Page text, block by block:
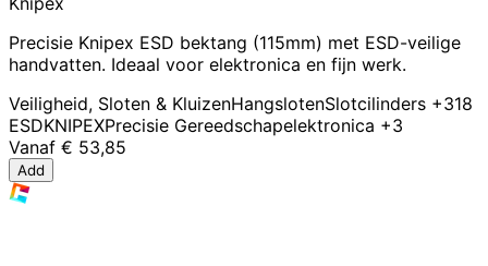
Precisie Knipex ESD bektang (115mm) met ESD-veilige
handvatten. Ideaal voor elektronica en fijn werk.
Veiligheid, Sloten & KluizenHangslotenSlotcilinders +318
ESDKNIPEXPrecisie Gereedschapelektronica +3
Vanaf € 53,85
Add